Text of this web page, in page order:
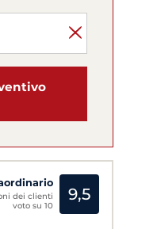
dei clienti
voto su 10
9,5